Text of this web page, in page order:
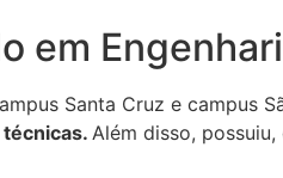
em
Santa Cruz e
Além disso,